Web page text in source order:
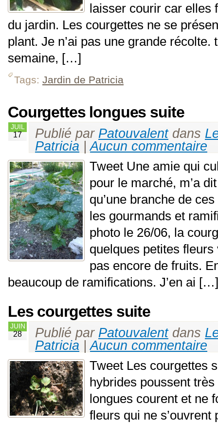
laisser courir car elles
du jardin. Les courgettes ne se
plant. Je n’ai pas une grande récolte.
semaine, […]
Tags: Jardin de Patricia
Courgettes longues suite
JUIL
17 Publié par Patouvalentdans
Patricia |Aucun commentaire
Tweet Une amie qui
pour le marché, m’a
qu’une branche de
les gourmands et
photo le 26/06, la
quelques petites fleurs
pas encore de fruits.
beaucoup de ramifications. J’en ai […]
Les courgettes suite
JUIN
28 Publié par Patouvalentdans
Patricia |Aucun commentaire
Tweet Les courgettes
hybrides poussent
longues courent et ne
fleurs qui ne